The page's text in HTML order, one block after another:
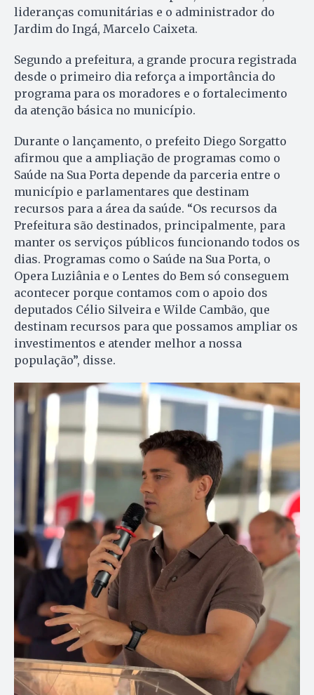
lideranças comunitárias e o administrador do
Jardim do Ingá, Marcelo Caixeta.
Segundo a prefeitura, a grande procura registrada
desde o primeiro dia reforça a importância do
programa para os moradores e o fortalecimento
da atenção básica no município.
Durante o lançamento, o prefeito Diego Sorgatto
afirmou que a ampliação de programas como o
Saúde na Sua Porta depende da parceria entre o
município e parlamentares que destinam
recursos para a área da saúde. “Os recursos da
Prefeitura são destinados, principalmente, para
manter os serviços públicos funcionando todos os
dias. Programas como o Saúde na Sua Porta, o
Opera Luziânia e o Lentes do Bem só conseguem
acontecer porque contamos com o apoio dos
deputados Célio Silveira e Wilde Cambão, que
destinam recursos para que possamos ampliar os
investimentos e atender melhor a nossa
população”, disse.